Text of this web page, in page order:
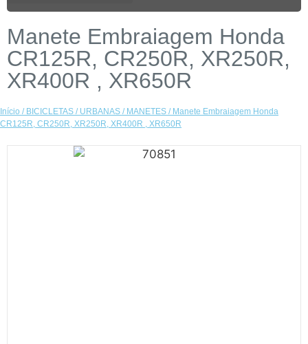
Manete Embraiagem Honda
CR125R, CR250R, XR250R,
XR400R , XR650R
Início / BICICLETAS / URBANAS / MANETES / Manete Embraiagem Honda
CR125R, CR250R, XR250R, XR400R , XR650R